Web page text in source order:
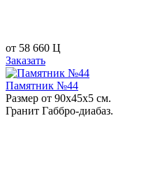
от 58 660 Ц
Заказать
Памятник №44
Размер от 90х45х5 см.
Гранит Габбро-диабаз.